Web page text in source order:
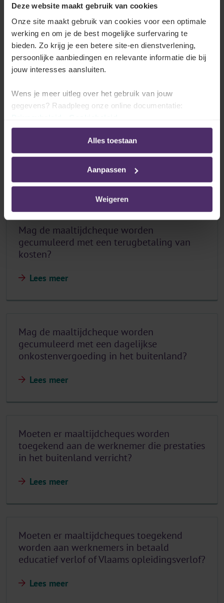
Deze website maakt gebruik van cookies
Onze site maakt gebruik van cookies voor een optimale
werking en om je de best mogelijke surfervaring te
bieden. Zo krijg je een betere site-en dienstverlening,
persoonlijke aanbiedingen en relevante informatie die bij
jouw interesses aansluiten.
Wens je meer uitleg over het gebruik van jouw
gegevens? Raadpleeg onze online documentatie:
Alles toestaan
Aanpassen
Weigeren
Mag men maaltijdcheques met een
verschillende nominale waarde toekennen?
Lees meer
Mogen maaltijdcheques met een maaltijd in
een bedrijfsrestaurant gecumuleerd
worden?
Mag de maaltijdcheque worden
gecumuleerd met een terugbetaling van
kosten?
Lees meer
Mag de maaltijdcheque worden
gecumuleerd met een dagelijkse
onkostenvergoeding in het buitenland?
Lees meer
Moeten er maaltijdcheques worden
toegekend aan de werknemer die prestaties
in het buitenland verricht?
Lees meer
Moeten er maaltijdcheques toegekend
worden aan werknemers in betaald
educatief verlof of Vlaams opleidingsverlof?
Lees meer